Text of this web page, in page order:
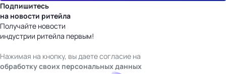
Подпишитесь
на новости ритейла
Получайте новости
индустрии ритейла первым!
Нажимая на кнопку, вы даете согласие на
обработку своих персональных данных